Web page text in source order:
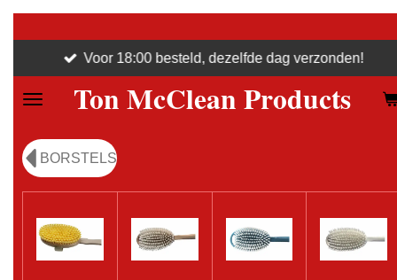
naar
de
Ton McClean Products
Voor 18:00 besteld, dezelfde dag verzonden!
BORSTELS